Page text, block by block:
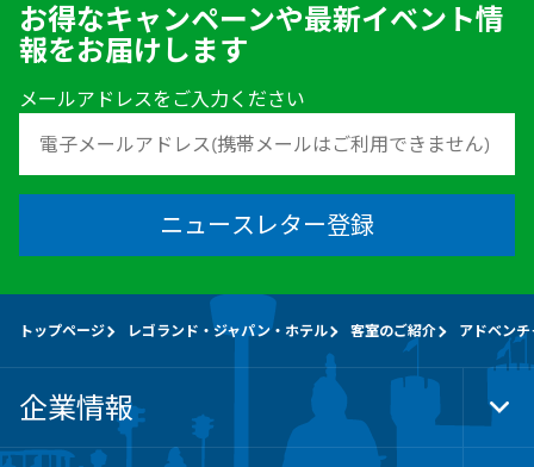
お得なキャンペーンや最新イベント情
報をお届けします
メールアドレスをご入力ください
ニュースレター登録
トップページ レゴランド・ジャパン・ホテル 客室のご紹介 アドベンチ
企業情報